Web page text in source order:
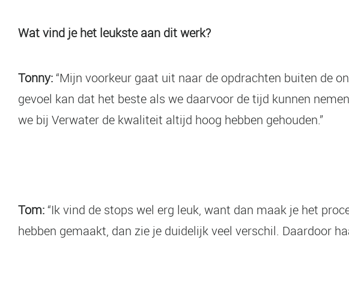
Wat vind je het leukste aan dit werk?
Tonny:“Mijn voorkeur gaat uit naar de opdrachten buiten de
gevoel kan dat het beste als we daarvoor de tijd kunnen
we bij Verwater de kwaliteit altijd hoog hebben gehouden.”
Tom:“Ik vind de stops wel erg leuk, want dan maak je het
hebben gemaakt, dan zie je duidelijk veel verschil. Daardoor